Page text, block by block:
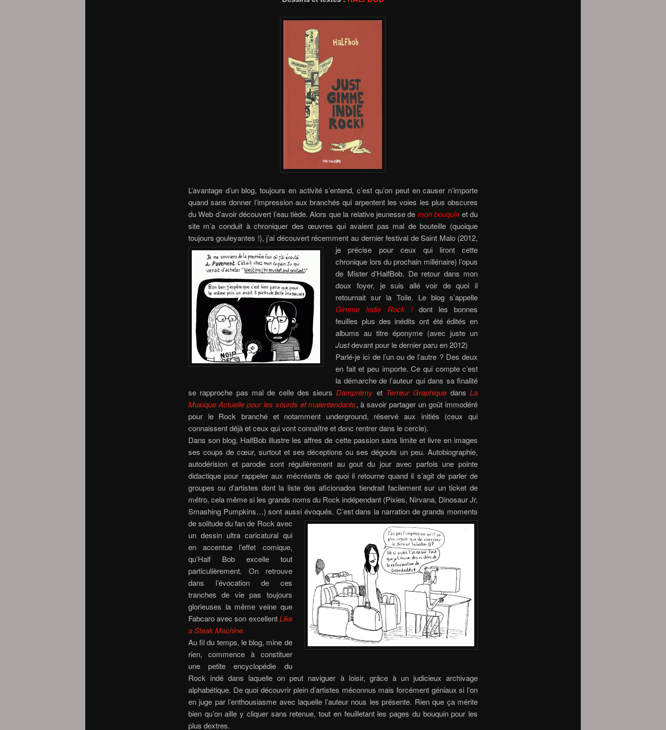
L’avantage d’un blog, toujours en activité s’entend, c’est qu’on peut en causer n’importe
quand sans donner l’impression aux branchés qui arpentent les voies les plus obscures
du Web d’avoir découvert l’eau tiède. Alors que la relative jeunesse de mon bouquin et du
site m’a conduit à chroniquer des œuvres qui avaient pas mal de bouteille (quoique
toujours gouleyantes !), j’ai découvert récemment au dernier festival de Saint Malo (2012,
je précise pour ceux qui liront cette
chronique lors du prochain millénaire) l’opus
de Mister d’HalfBob. De retour dans mon
doux foyer, je suis allé voir de quoi il
retournait sur la Toile. Le blog s’appelle
Gimme Indie Rock !dont les bonnes
feuilles plus des inédits ont été édités en
albums au titre éponyme (avec juste un
Justdevant pour le dernier paru en 2012)
Parlé-je ici de l’un ou de l’autre ? Des deux
en fait et peu importe. Ce qui compte c’est
la démarche de l’auteur qui dans sa finalité
se rapproche pas mal de celle des sieurs Damprémy et Terreur Graphique dansLa
Musique Actuelle pour les sourds et malentendants, à savoir partager un goût immodéré
pour le Rock branché et notamment underground, réservé aux initiés (ceux qui
connaissent déjà et ceux qui vont connaître et donc rentrer dans le cercle).
Dans son blog, HalfBob illustre les affres de cette passion sans limite et livre en images
ses coups de cœur, surtout et ses déceptions ou ses dégouts un peu. Autobiographie,
autodérision et parodie sont régulièrement au gout du jour avec parfois une pointe
didactique pour rappeler aux mécréants de quoi il retourne quand il s’agit de parler de
groupes ou d’artistes dont la liste des aficionados tiendrait facilement sur un ticket de
métro, cela même si les grands noms du Rock indépendant (Pixies, Nirvana, Dinosaur Jr,
Smashing Pumpkins…) sont aussi évoqués. C’est dans la narration de grands moments
de solitude du fan de Rock avec
un dessin ultra caricatural qui
en accentue l’effet comique,
qu’Half Bob excelle tout
particulièrement. On retrouve
dans l’évocation de ces
tranches de vie pas toujours
glorieuses la même veine que
Fabcaro avec son excellentLike
a Steak Machine.
Au fil du temps, le blog, mine de
rien, commence à constituer
une petite encyclopédie du
Rock indé dans laquelle on peut naviguer à loisir, grâce à un judicieux archivage
alphabétique. De quoi découvrir plein d’artistes méconnus mais forcément géniaux si l’on
en juge par l’enthousiasme avec laquelle l’auteur nous les présente. Rien que ça mérite
bien qu’on aille y cliquer sans retenue, tout en feuilletant les pages du bouquin pour les
plus dextres.